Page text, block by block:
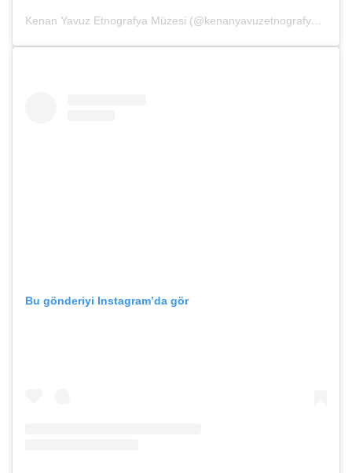
Kenan Yavuz Etnografya Müzesi (@kenanyavuzetnografya)’in paylaştığı bir gönderi
Bu gönderiyi Instagram’da gör